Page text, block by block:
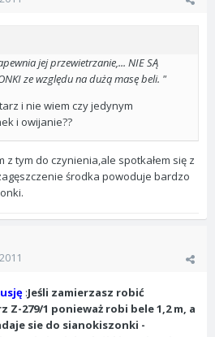
jej przewietrzanie,... NIE SĄ
ze względu na dużą masę beli. "
i nie wiem czy jedynym
i owijanie??
z tym do czynienia,ale spotkałem się z
środka powoduje bardzo
:Jeśli zamierzasz robić
279/1 ponieważ robi bele 1,2 m, a
sie do sianokiszonki -